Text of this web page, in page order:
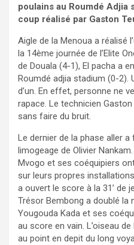
poulains au Roumdé Adjia
coup réalisé par Gaston
Aigle de la Menoua a réalisé
la 14ème journée de l’Elite
de Douala (4-1), El pacha a
Roumdé adjia stadium (0-2).
d’un. En effet, personne ne
rapace. Le technicien Gaston
sans faire du bruit.
Le dernier de la phase aller
limogeage de Olivier Nankam
Mvogo et ses coéquipiers
sur leurs propres
a ouvert le score à la 31’ de
Trésor Bembong a doublé la
Yougouda Kada et ses
au score en vain. L’oiseau de
au point en depit du long